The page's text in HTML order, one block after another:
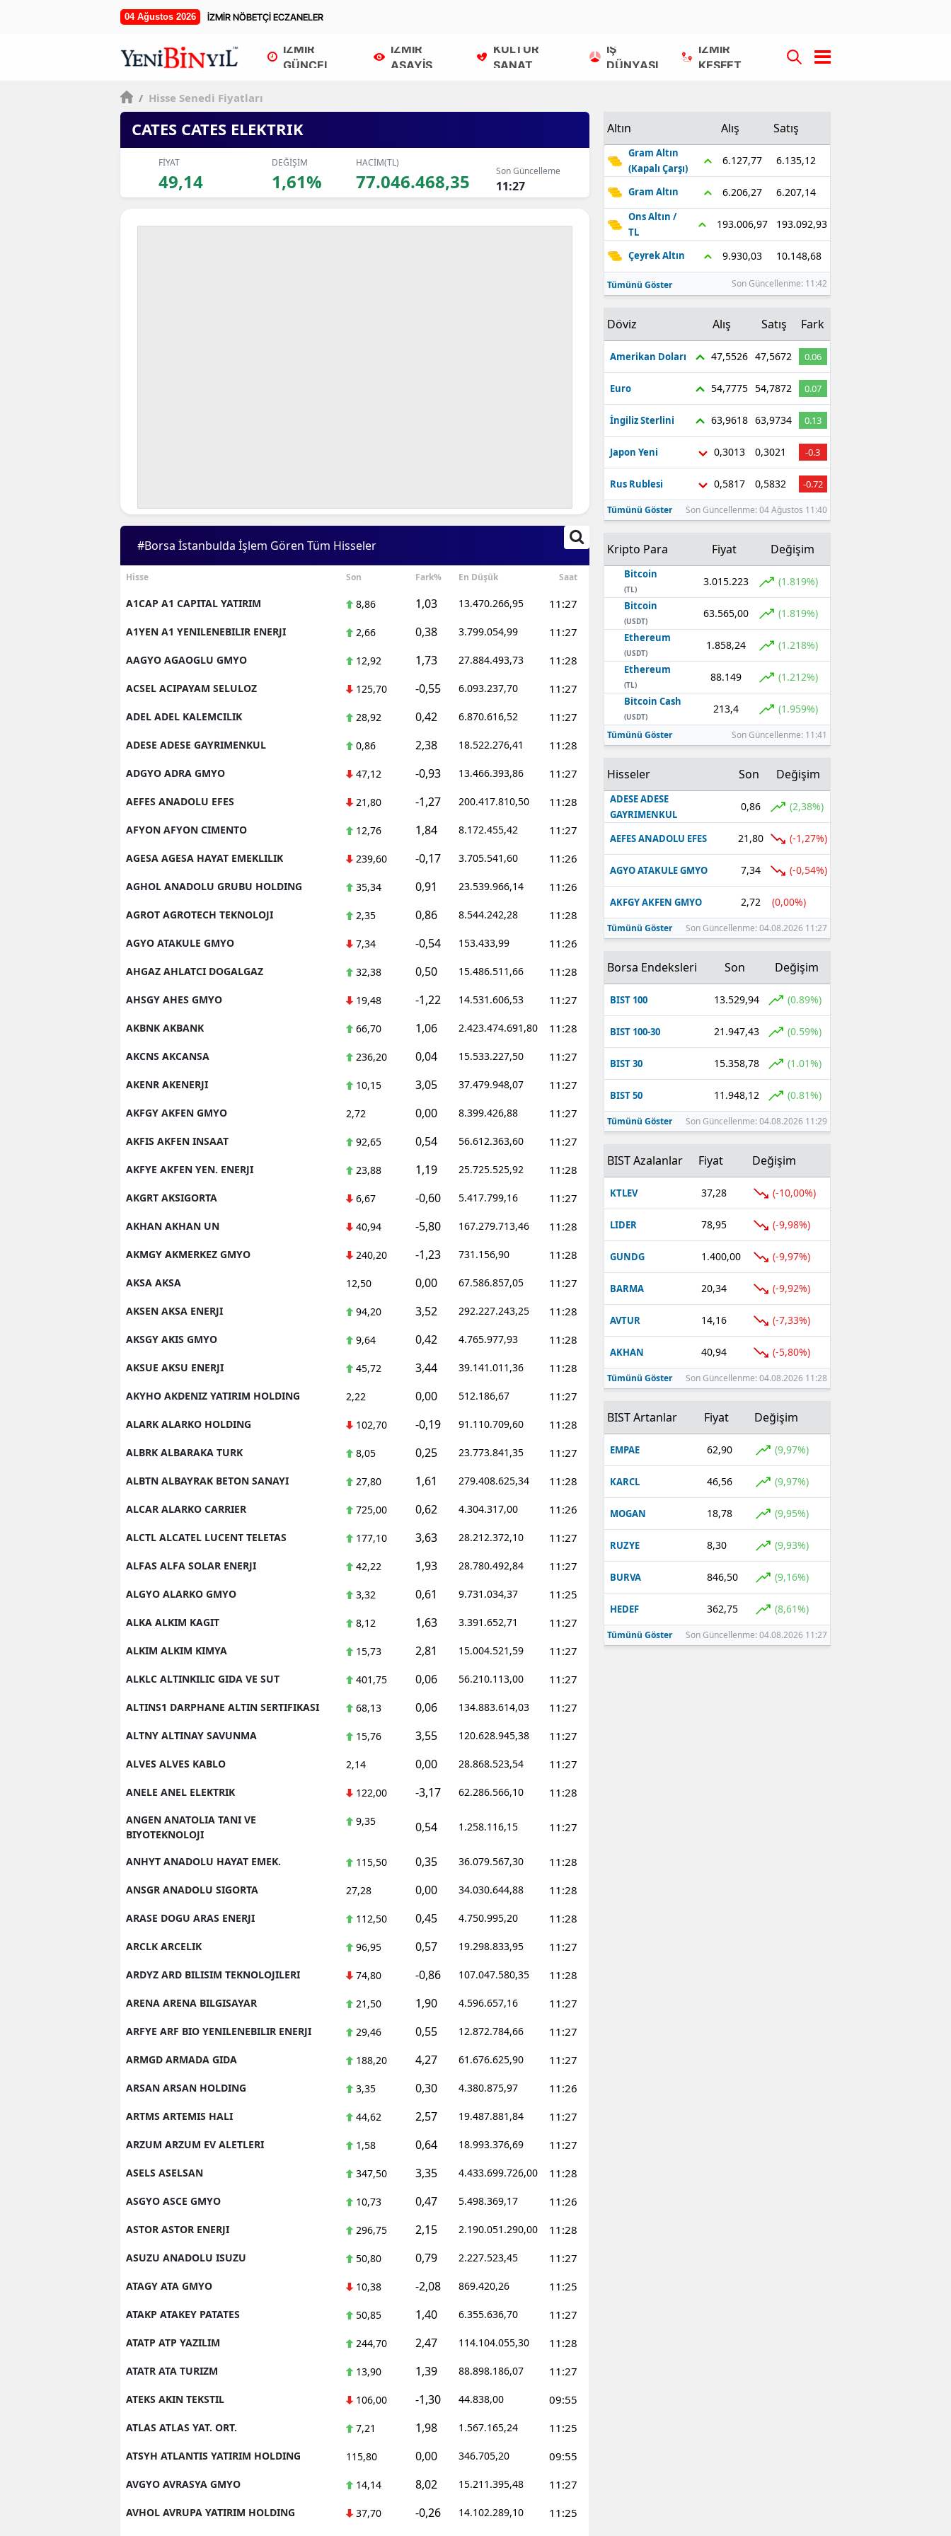
04 Ağustos 2026 İZMİR NÖBETÇİ ECZANELER
İZMİR
GÜNCEL
İZMİR
ASAYİŞ
KÜLTÜR
SANAT
İŞ
DÜNYASI
İZMİR
KEŞFET
/ Hisse Senedi Fiyatları
CATES CATES ELEKTRIK
FİYAT
49,14
DEĞİŞİM
1,61%
HACİM(TL)
77.046.468,35 Son Güncelleme
11:27
#Borsa İstanbulda İşlem Gören Tüm Hisseler
Hisse Son Fark% En Düşük Saat
A1CAP A1 CAPITAL YATIRIM 8,86 1,03 13.470.266,95 11:27
A1YEN A1 YENILENEBILIR ENERJI 2,66 0,38 3.799.054,99 11:27
AAGYO AGAOGLU GMYO 12,92 1,73 27.884.493,73 11:28
ACSEL ACIPAYAM SELULOZ 125,70 -0,55 6.093.237,70 11:27
ADEL ADEL KALEMCILIK 28,92 0,42 6.870.616,52 11:27
ADESE ADESE GAYRIMENKUL 0,86 2,38 18.522.276,41 11:28
ADGYO ADRA GMYO 47,12 -0,93 13.466.393,86 11:27
AEFES ANADOLU EFES 21,80 -1,27 200.417.810,50 11:28
AFYON AFYON CIMENTO 12,76 1,84 8.172.455,42 11:27
AGESA AGESA HAYAT EMEKLILIK 239,60 -0,17 3.705.541,60 11:26
AGHOL ANADOLU GRUBU HOLDING 35,34 0,91 23.539.966,14 11:26
AGROT AGROTECH TEKNOLOJI 2,35 0,86 8.544.242,28 11:28
AGYO ATAKULE GMYO 7,34 -0,54 153.433,99 11:26
AHGAZ AHLATCI DOGALGAZ 32,38 0,50 15.486.511,66 11:28
AHSGY AHES GMYO 19,48 -1,22 14.531.606,53 11:27
AKBNK AKBANK 66,70 1,06 2.423.474.691,80 11:28
AKCNS AKCANSA 236,20 0,04 15.533.227,50 11:27
AKENR AKENERJI 10,15 3,05 37.479.948,07 11:27
AKFGY AKFEN GMYO 2,72 0,00 8.399.426,88 11:27
AKFIS AKFEN INSAAT 92,65 0,54 56.612.363,60 11:27
AKFYE AKFEN YEN. ENERJI 23,88 1,19 25.725.525,92 11:28
AKGRT AKSIGORTA 6,67 -0,60 5.417.799,16 11:27
AKHAN AKHAN UN 40,94 -5,80 167.279.713,46 11:28
AKMGY AKMERKEZ GMYO 240,20 -1,23 731.156,90 11:28
AKSA AKSA 12,50 0,00 67.586.857,05 11:27
AKSEN AKSA ENERJI 94,20 3,52 292.227.243,25 11:28
AKSGY AKIS GMYO 9,64 0,42 4.765.977,93 11:28
AKSUE AKSU ENERJI 45,72 3,44 39.141.011,36 11:28
AKYHO AKDENIZ YATIRIM HOLDING 2,22 0,00 512.186,67 11:27
ALARK ALARKO HOLDING 102,70 -0,19 91.110.709,60 11:28
ALBRK ALBARAKA TURK 8,05 0,25 23.773.841,35 11:27
ALBTN ALBAYRAK BETON SANAYI 27,80 1,61 279.408.625,34 11:28
ALCAR ALARKO CARRIER 725,00 0,62 4.304.317,00 11:26
ALCTL ALCATEL LUCENT TELETAS 177,10 3,63 28.212.372,10 11:27
ALFAS ALFA SOLAR ENERJI 42,22 1,93 28.780.492,84 11:27
ALGYO ALARKO GMYO 3,32 0,61 9.731.034,37 11:25
ALKA ALKIM KAGIT 8,12 1,63 3.391.652,71 11:27
ALKIM ALKIM KIMYA 15,73 2,81 15.004.521,59 11:27
ALKLC ALTINKILIC GIDA VE SUT 401,75 0,06 56.210.113,00 11:27
ALTINS1 DARPHANE ALTIN SERTIFIKASI 68,13 0,06 134.883.614,03 11:27
ALTNY ALTINAY SAVUNMA 15,76 3,55 120.628.945,38 11:27
ALVES ALVES KABLO 2,14 0,00 28.868.523,54 11:27
ANELE ANEL ELEKTRIK 122,00 -3,17 62.286.566,10 11:28
ANGEN ANATOLIA TANI VE
BIYOTEKNOLOJI
9,35 0,54 1.258.116,15 11:27
ANHYT ANADOLU HAYAT EMEK. 115,50 0,35 36.079.567,30 11:28
ANSGR ANADOLU SIGORTA 27,28 0,00 34.030.644,88 11:28
ARASE DOGU ARAS ENERJI 112,50 0,45 4.750.995,20 11:28
ARCLK ARCELIK 96,95 0,57 19.298.833,95 11:27
ARDYZ ARD BILISIM TEKNOLOJILERI 74,80 -0,86 107.047.580,35 11:28
ARENA ARENA BILGISAYAR 21,50 1,90 4.596.657,16 11:27
ARFYE ARF BIO YENILENEBILIR ENERJI 29,46 0,55 12.872.784,66 11:27
ARMGD ARMADA GIDA 188,20 4,27 61.676.625,90 11:27
ARSAN ARSAN HOLDING 3,35 0,30 4.380.875,97 11:26
ARTMS ARTEMIS HALI 44,62 2,57 19.487.881,84 11:27
ARZUM ARZUM EV ALETLERI 1,58 0,64 18.993.376,69 11:27
ASELS ASELSAN 347,50 3,35 4.433.699.726,00 11:28
ASGYO ASCE GMYO 10,73 0,47 5.498.369,17 11:26
ASTOR ASTOR ENERJI 296,75 2,15 2.190.051.290,00 11:28
ASUZU ANADOLU ISUZU 50,80 0,79 2.227.523,45 11:27
ATAGY ATA GMYO 10,38 -2,08 869.420,26 11:25
ATAKP ATAKEY PATATES 50,85 1,40 6.355.636,70 11:27
ATATP ATP YAZILIM 244,70 2,47 114.104.055,30 11:28
ATATR ATA TURIZM 13,90 1,39 88.898.186,07 11:27
ATEKS AKIN TEKSTIL 106,00 -1,30 44.838,00 09:55
ATLAS ATLAS YAT. ORT. 7,21 1,98 1.567.165,24 11:25
ATSYH ATLANTIS YATIRIM HOLDING 115,80 0,00 346.705,20 09:55
AVGYO AVRASYA GMYO 14,14 8,02 15.211.395,48 11:27
AVHOL AVRUPA YATIRIM HOLDING 37,70 -0,26 14.102.289,10 11:25
Altın Alış Satış
Gram Altın
(Kapalı Çarşı)
6.127,77 6.135,12
Gram Altın 6.206,27 6.207,14
Ons Altın /
TL
193.006,97 193.092,93
Çeyrek Altın 9.930,03 10.148,68
Tümünü Göster Son Güncellenme: 11:42
Döviz Alış Satış Fark
Amerikan Doları 47,5526 47,5672 0.06
Euro 54,7775 54,7872 0.07
İngiliz Sterlini 63,9618 63,9734 0.13
Japon Yeni 0,3013 0,3021 -0.3
Rus Rublesi 0,5817 0,5832 -0.72
Tümünü Göster Son Güncellenme: 04 Ağustos 11:40
Kripto Para Fiyat Değişim
Bitcoin
(TL)
3.015.223 (1.819%)
Bitcoin
(USDT)
63.565,00 (1.819%)
Ethereum
(USDT)
1.858,24 (1.218%)
Ethereum
(TL)
88.149 (1.212%)
Bitcoin Cash
(USDT)
213,4 (1.959%)
Tümünü Göster Son Güncellenme: 11:41
Hisseler Son Değişim
ADESE ADESE
GAYRIMENKUL
0,86 (2,38%)
AEFES ANADOLU EFES 21,80 (-1,27%)
AGYO ATAKULE GMYO 7,34 (-0,54%)
AKFGY AKFEN GMYO 2,72 (0,00%)
Tümünü Göster Son Güncellenme: 04.08.2026 11:27
Borsa Endeksleri Son Değişim
BIST 100 13.529,94 (0.89%)
BIST 100-30 21.947,43 (0.59%)
BIST 30 15.358,78 (1.01%)
BIST 50 11.948,12 (0.81%)
Tümünü Göster Son Güncellenme: 04.08.2026 11:29
BIST Azalanlar Fiyat Değişim
KTLEV 37,28 (-10,00%)
LIDER 78,95 (-9,98%)
GUNDG 1.400,00 (-9,97%)
BARMA 20,34 (-9,92%)
AVTUR 14,16 (-7,33%)
AKHAN 40,94 (-5,80%)
Tümünü Göster Son Güncellenme: 04.08.2026 11:28
BIST Artanlar Fiyat Değişim
EMPAE 62,90 (9,97%)
KARCL 46,56 (9,97%)
MOGAN 18,78 (9,95%)
RUZYE 8,30 (9,93%)
BURVA 846,50 (9,16%)
HEDEF 362,75 (8,61%)
Tümünü Göster Son Güncellenme: 04.08.2026 11:27